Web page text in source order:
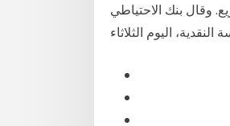
وقال بنك الاحتياطي
اليوم الثلاثاء